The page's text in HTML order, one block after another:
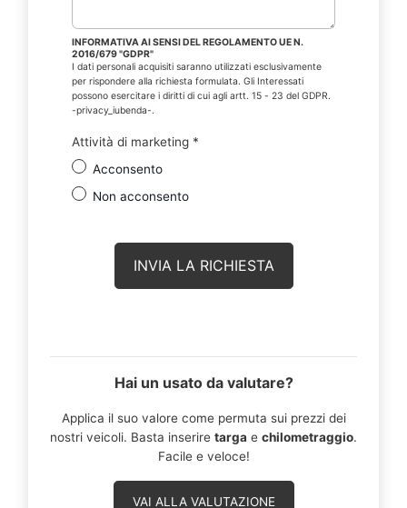
INFORMATIVA AI SENSI DEL REGOLAMENTO UE N.
2016/679 "GDPR"
I dati personali acquisiti saranno utilizzati esclusivamente
per rispondere alla richiesta formulata. Gli Interessati
possono esercitare i diritti di cui agli artt. 15 - 23 del GDPR.
-privacy_iubenda-.
Attività di marketing *
Acconsento
Non acconsento
Hai un usato da valutare?
Applica il suo valore come permuta sui prezzi dei
nostri veicoli. Basta inserire targa e chilometraggio.
Facile e veloce!
VAI ALLA VALUTAZIONE